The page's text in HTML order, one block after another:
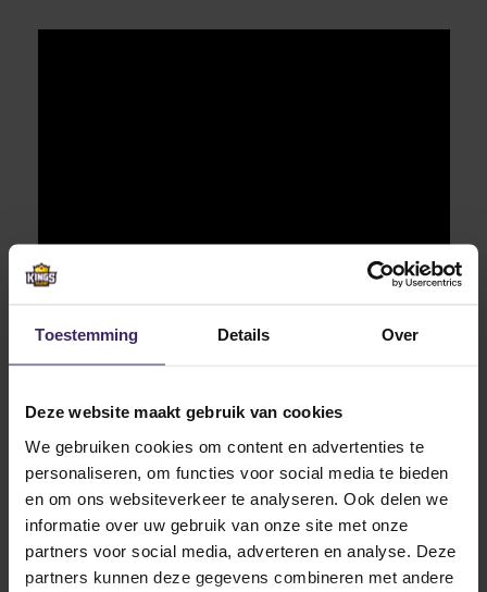
Toestemming Details Over
Deze website maakt gebruik van cookies
We gebruiken cookies om content en advertenties te
personaliseren, om functies voor social media te bieden
en om ons websiteverkeer te analyseren. Ook delen we
informatie over uw gebruik van onze site met onze
partners voor social media, adverteren en analyse. Deze
partners kunnen deze gegevens combineren met andere